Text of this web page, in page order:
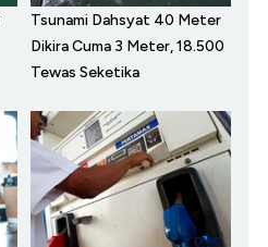
Tsunami Dahsyat 40 Meter
Dikira Cuma 3 Meter, 18.500
Tewas Seketika